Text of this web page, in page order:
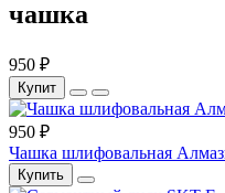
чашка
950 ₽
Купит
950 ₽
Чашка шлифовальная
Купить